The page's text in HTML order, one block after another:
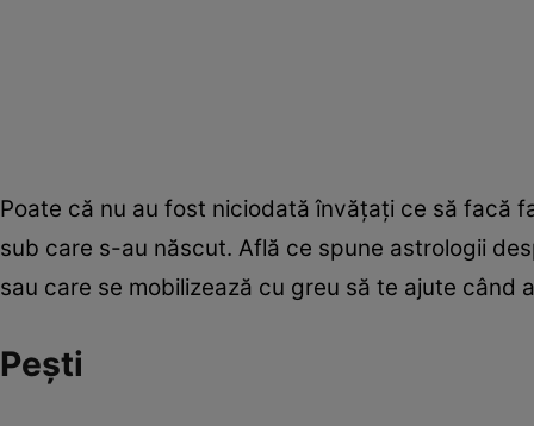
Poate că nu au fost niciodată învățați ce să facă
sub care s-au născut. Află ce spune astrologii
sau care se mobilizează cu greu să te ajute când
Peşti